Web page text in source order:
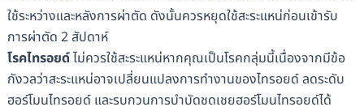
ใช้ระหว่างและหลังการผ่าตัด ดังนั้นควรหยุดใช้สะระแหน่ก่อนเข้ารับ
การผ่าตัด 2 สัปดาห์
โรคไทรอยด์ไม่ควรใช้สะระแหน่หากคุณเป็นโรคกลุ่มนี้เนื่องจากมีข้อ
กังวลว่าสะระแหน่อาจเปลี่ยนแปลงการทำงานของไทรอยด์ ลดระดับ
ฮอร์โมนไทรอยด์ และรบกวนการบำบัดชดเชยฮอร์โมนไทรอยด์ได้